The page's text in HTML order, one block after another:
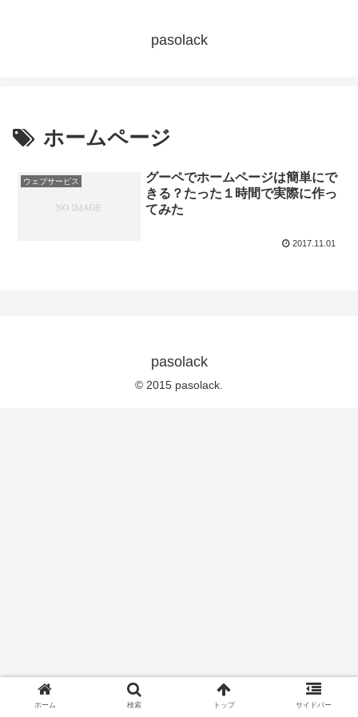
pasolack
ホームページ
ウェブサービス
グーペでホームページは簡単にで
きる？たった１時間で実際に作っ
てみた
2017.11.01
pasolack
© 2015 pasolack.
ホーム 検索 トップ サイドバー